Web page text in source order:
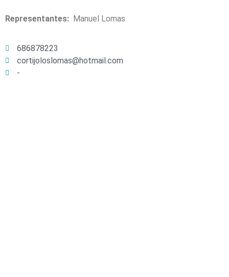
Representantes: Manuel Lomas
686878223
cortijoloslomas@hotmail.com
-